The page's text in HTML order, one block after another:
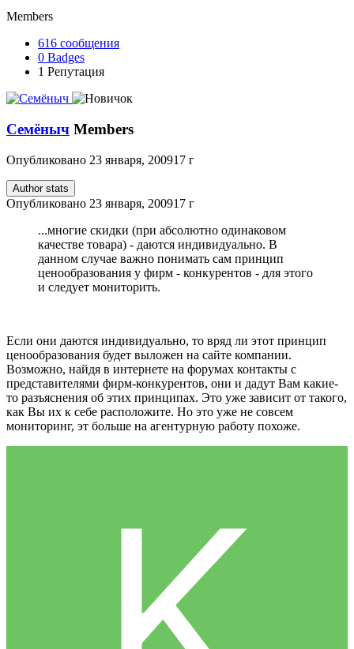
Members
616 сообщения
0 Badges
1 Репутация
Семёныч Members
Опубликовано 23 января, 200917 г
Author stats
Опубликовано 23 января, 200917 г
...многие скидки (при абсолютно одинаковом
качестве товара) - даются индивидуально. В
данном случае важно понимать сам принцип
ценообразования у фирм - конкурентов - для этого
и следует мониторить.
Если они даются индивидуально, то вряд ли этот принцип
ценообразования будет выложен на сайте компании.
Возможно, найдя в интернете на форумах контакты с
представителями фирм-конкурентов, они и дадут Вам какие-
то разъяснения об этих принципах. Это уже зависит от такого,
как Вы их к себе расположите. Но это уже не совсем
мониторинг, эт больше на агентурную работу похоже.